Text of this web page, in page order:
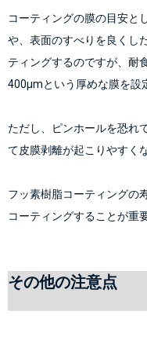
コーティングの膜の目安と
や、表面のすべりを良くし
ティングするのですが、耐
400μmという厚めな膜を設
ただし、ピンホールを恐れ
て皮膜剥離が起こりやすく
フッ素樹脂コーティングの
コーティングすることが重
その他の注意点